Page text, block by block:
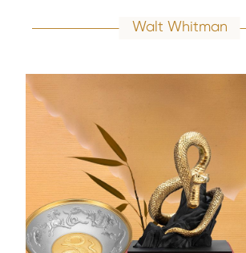
Walt Whitman